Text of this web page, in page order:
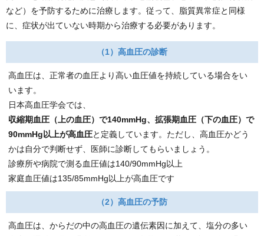
など）を予防するために治療します。従って、脂質異常症と同様
に、症状が出ていない時期から治療する必要があります。
（1）高血圧の診断
高血圧は、正常者の血圧より高い血圧値を持続している場合をい
います。
日本高血圧学会では、
収縮期血圧（上の血圧）で140mmHg、拡張期血圧（下の血圧）で
90mmHg以上が高血圧と定義しています。ただし、高血圧かどう
かは自分で判断せず、医師に診断してもらいましょう。
診療所や病院で測る血圧値は140/90mmHg以上
家庭血圧値は135/85mmHg以上が高血圧です
（2）高血圧の予防
高血圧は、からだの中の高血圧の遺伝素因に加えて、塩分の多い